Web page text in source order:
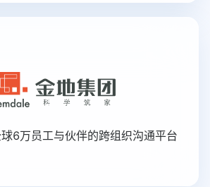
6万员工与伙伴的跨组织沟通平台